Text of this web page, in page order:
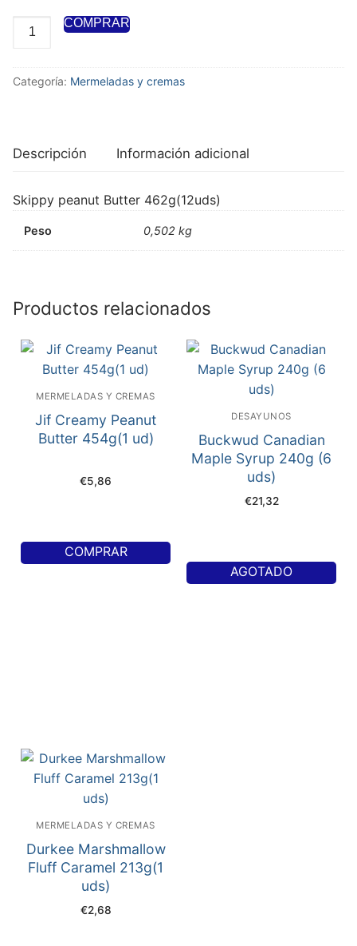
COMPRAR
Categoría: Mermeladas y cremas
Descripción Información adicional
Skippy peanut Butter 462g(12uds)
Peso 0,502 kg
Productos relacionados
MERMELADAS Y CREMAS
Jif Creamy Peanut
Butter 454g(1 ud)
€5,86
COMPRAR
DESAYUNOS
Buckwud Canadian
Maple Syrup 240g (6
uds)
€21,32
AGOTADO
MERMELADAS Y CREMAS
Durkee Marshmallow
Fluff Caramel 213g(1
uds)
€2,68